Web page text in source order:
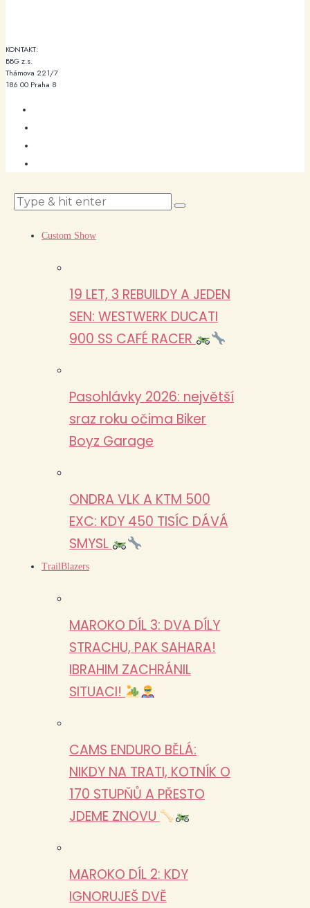
KONTAKT:
BBG z.s.
Thámova 221/7
186 00 Praha 8
Custom Show
19 LET, 3 REBUILDY A JEDEN
SEN: WESTWERK DUCATI
900 SS CAFÉ RACER
Pasohlávky 2026: největší
sraz roku očima Biker
Boyz Garage
ONDRA VLK A KTM 500
EXC: KDY 450 TISÍC DÁVÁ
SMYSL
TrailBlazers
MAROKO DÍL 3: DVA DÍLY
STRACHU, PAK SAHARA!
IBRAHIM ZACHRÁNIL
SITUACI!
CAMS ENDURO BĚLÁ:
NIKDY NA TRATI, KOTNÍK O
170 STUPŇŮ A PŘESTO
JDEME ZNOVU
MAROKO DÍL 2: KDY
IGNORUJEŠ DVĚ